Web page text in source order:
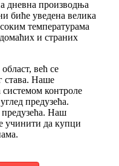
дневна производња
биће уведена велика
температурама
и страних
већ се
става. Наше
системом контроле
предузећа.
предузећа. Наш
учинити да купци